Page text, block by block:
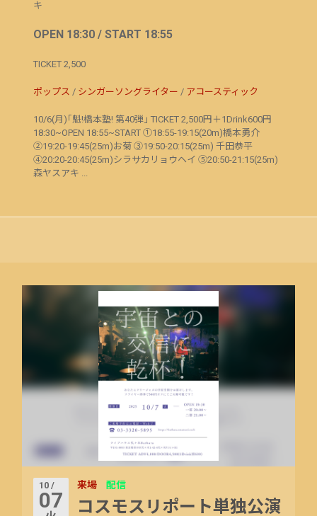
キ
OPEN 18:30 / START 18:55
TICKET 2,500
ポップス / シンガーソングライター / アコースティック
10/6(月)｢魁!橋本塾! 第40弾｣ TICKET 2,500円＋1Drink600円
18:30~OPEN 18:55~START ①18:55-19:15(20m)橋本勇介
②19:20-19:45(25m)お菊 ③19:50-20:15(25m) 千田恭平
④20:20-20:45(25m)シラサカリョウヘイ ⑤20:50-21:15(25m)
森ヤスアキ ...
10 /
07
来場 配信
コスモスリポート単独公演